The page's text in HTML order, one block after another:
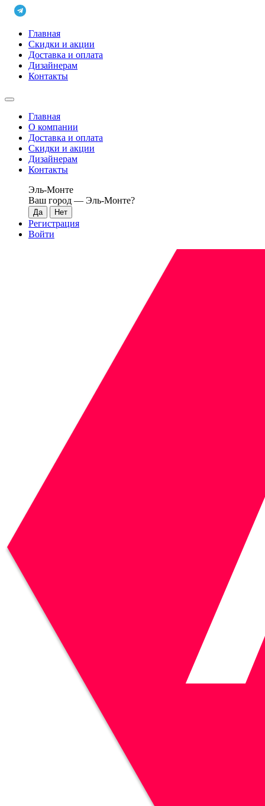
Главная
Скидки и акции
Доставка и оплата
Дизайнерам
Контакты
Главная
О компании
Доставка и оплата
Скидки и акции
Дизайнерам
Контакты
Эль-Монте
Ваш город — Эль-Монте?
Регистрация
Войти